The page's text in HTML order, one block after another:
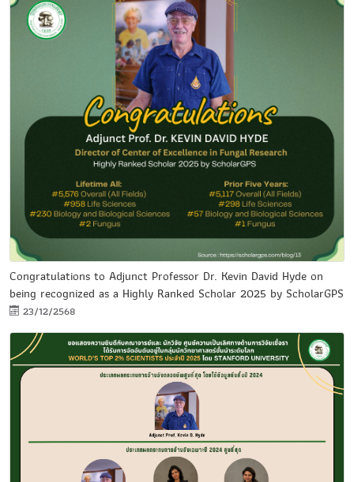
Congratulations to Adjunct Professor Dr. Kevin David Hyde on
being recognized as a Highly Ranked Scholar 2025 by ScholarGPS
23/12/2568